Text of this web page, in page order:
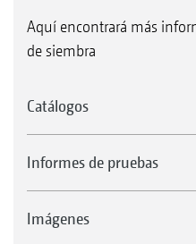
Aquí encontrará más
de siembra
Catálogos
Informes de pruebas
Imágenes